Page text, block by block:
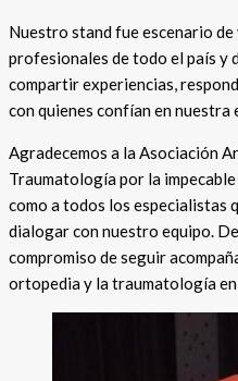
Nuestro stand fue escenario
profesionales de todo el país y
compartir experiencias,
con quienes confían en nuestra
Agradecemos a la Asociación
Traumatología por la
como a todos los especialistas
dialogar con nuestro equipo.
compromiso de seguir
ortopedia y la traumatología